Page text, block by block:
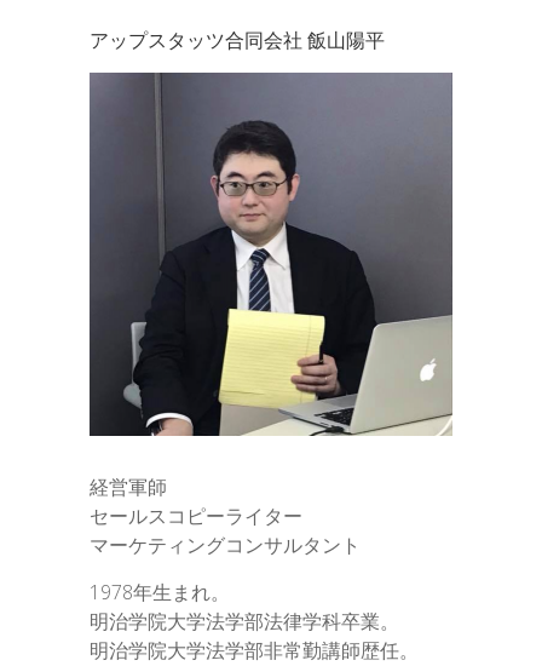
e
アップスタッツ合同会社 飯山陽平
経営軍師
セールスコピーライター
マーケティングコンサルタント
1978年生まれ。
明治学院大学法学部法律学科卒業。
明治学院大学法学部非常勤講師歴任。